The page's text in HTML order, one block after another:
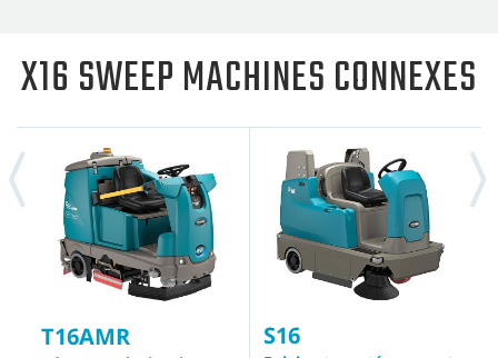
X16 SWEEP MACHINES CONNEXES
T16AMR S16